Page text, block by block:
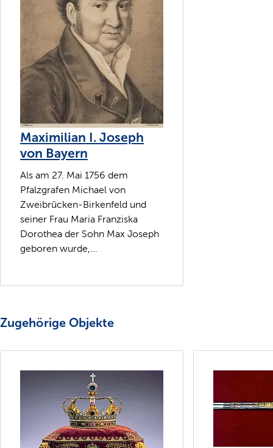
Maximilian I. Joseph
von Bayern
Als am 27. Mai 1756 dem
Pfalzgrafen Michael von
Zweibrücken-Birkenfeld und
seiner Frau Maria Franziska
Dorothea der Sohn Max Joseph
geboren wurde,...
Zugehörige Objekte